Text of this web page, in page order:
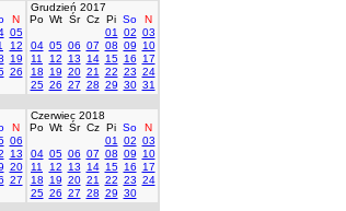
N
05
12
19
26
Grudzień 2017
Po Wt Śr Cz Pi So
N
01
02 03
04 05 06 07 08 09
10
11
12 13 14 15 16
17
18
19 20 21 22 23 24
25 26 27 28 29 30 31
N
06
13
20
27
Czerwiec 2018
Po Wt Śr Cz Pi So
N
01
02 03
04 05 06 07 08 09
10
11
12 13 14 15 16
17
18
19 20 21 22 23 24
25 26 27 28 29 30